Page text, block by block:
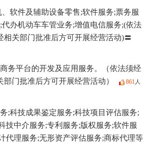
软件及辅助设备零售;软件服务;票务服
办机动车车管业务;增值电信服务;(依法
相关部门批准后方可开展经营活动)〓
务平台的开发及应用服务。（依法须经
门批准后方可开展经营活动）
861人
;科技成果鉴定服务;科技项目评估服务;
技中介服务;专利服务;版权服务;软件服
代理服务;无形资产评估服务;商标代理等